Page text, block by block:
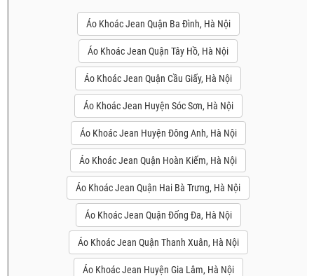
Áo Khoác Jean Quận Ba Đình, Hà Nội
Áo Khoác Jean Quận Tây Hồ, Hà Nội
Áo Khoác Jean Quận Cầu Giấy, Hà Nội
Áo Khoác Jean Huyện Sóc Sơn, Hà Nội
Áo Khoác Jean Huyện Đông Anh, Hà Nội
Áo Khoác Jean Quận Hoàn Kiếm, Hà Nội
Áo Khoác Jean Quận Hai Bà Trưng, Hà Nội
Áo Khoác Jean Quận Đống Đa, Hà Nội
Áo Khoác Jean Quận Thanh Xuân, Hà Nội
Áo Khoác Jean Huyện Gia Lâm, Hà Nội